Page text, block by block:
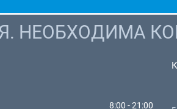
НЕОБХОДИМА
8:00 - 21:00